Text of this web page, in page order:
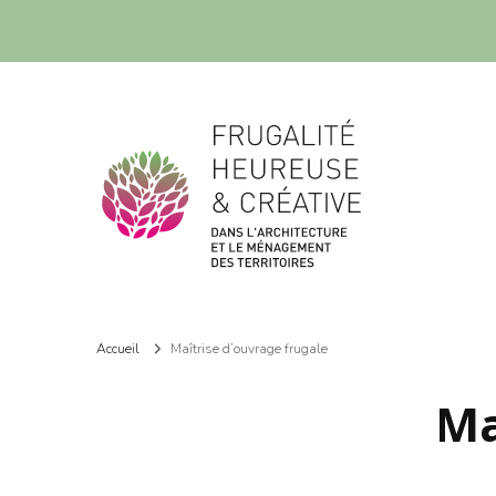
Frugalité dans l'architecture et le ménagement des territoires
Accueil Maîtrise d’ouvrage frugale